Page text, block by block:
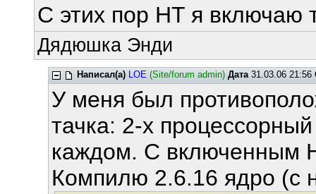
С этих пор HT я включаю
Дядюшка Энди
Написал(а) LOE (Site/forum admin) Дата31.03.06 21:56
У меня был
тачка: 2-х
каждом. С включенным
Компилю 2.6.16 ядро (с